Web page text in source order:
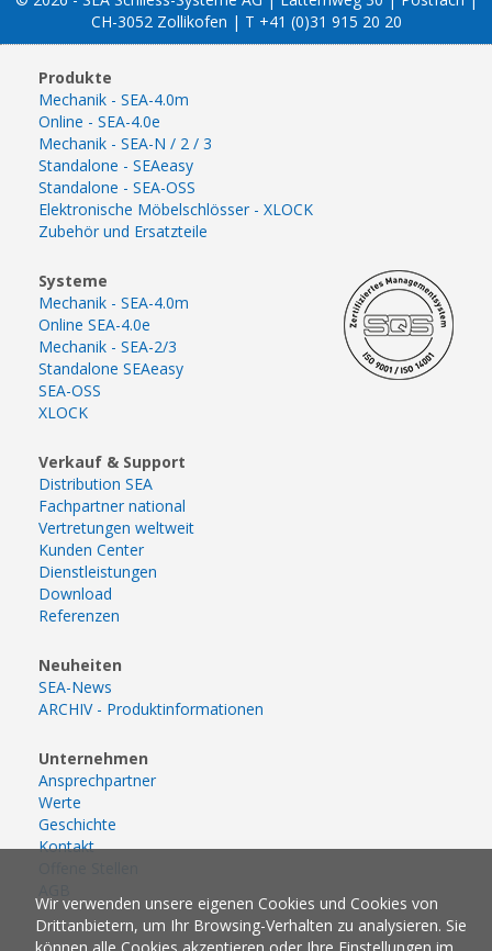
CH-3052 Zollikofen | T +41 (0)31 915 20 20
Produkte
Mechanik - SEA-4.0m
Online - SEA-4.0e
Mechanik - SEA-N / 2 / 3
Standalone - SEAeasy
Standalone - SEA-OSS
Elektronische Möbelschlösser - XLOCK
Zubehör und Ersatzteile
Systeme
Mechanik - SEA-4.0m
Online SEA-4.0e
Mechanik - SEA-2/3
Standalone SEAeasy
SEA-OSS
XLOCK
Verkauf & Support
Distribution SEA
Fachpartner national
Vertretungen weltweit
Kunden Center
Dienstleistungen
Download
Referenzen
Neuheiten
SEA-News
ARCHIV - Produktinformationen
Unternehmen
Ansprechpartner
Werte
Geschichte
Kontakt
Wir verwenden unsere eigenen Cookies und Cookies von
Drittanbietern, um Ihr Browsing-Verhalten zu analysieren. Sie